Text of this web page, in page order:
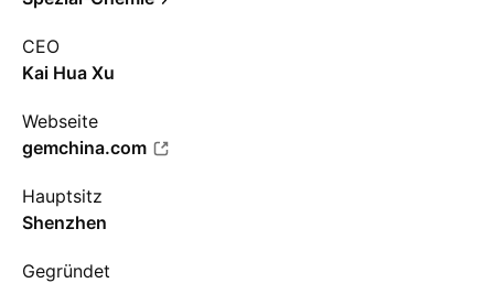
CEO
Kai Hua Xu
Webseite
gemchina.com
Hauptsitz
Shenzhen
Gegründet